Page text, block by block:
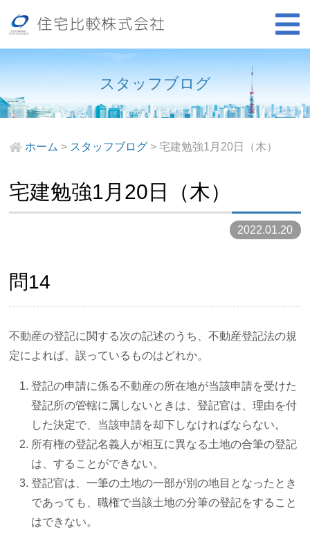
スタッフブログ
ホーム > スタッフブログ> 宅建勉強1月20日（木）
宅建勉強1月20日（木）
2022.01.20
問14
不動産の登記に関する次の記述のうち、不動産登記法の規
定によれば、誤っているものはどれか。
登記の申請に係る不動産の所在地が当該申請を受けた
登記所の管轄に属しないときは、登記官は、理由を付
した決定で、当該申請を却下しなければならない。
所有権の登記名義人が相互に異なる土地の合筆の登記
は、することができない。
登記官は、一筆の土地の一部が別の地目となったとき
であっても、職権で当該土地の分筆の登記をすること
はできない。